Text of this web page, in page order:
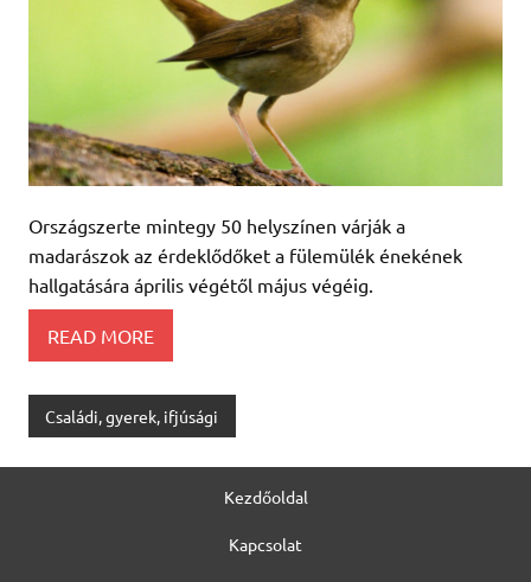
Országszerte mintegy 50 helyszínen várják a
madarászok az érdeklődőket a fülemülék énekének
hallgatására április végétől május végéig.
READ MORE
Családi, gyerek, ifjúsági
Kezdőoldal
Kapcsolat